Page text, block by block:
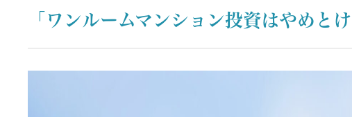
「ワンルームマンション投資はやめと